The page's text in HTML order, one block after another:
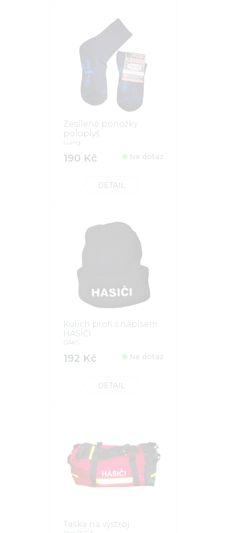
Zesílené ponožky
poloplyš
Luing
190 Kč Na dotaz
DETAIL
Kulich profi s nápisem
HASIČI
DAKS
192 Kč Na dotaz
DETAIL
Taška na výstroj